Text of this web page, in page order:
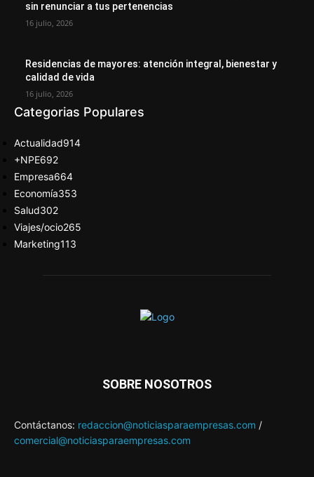
sin renunciar a tus pertenencias
16 julio, 2026
Residencias de mayores: atención integral, bienestar y
calidad de vida
16 julio, 2026
Categorias Populares
Actualidad914
+NPE692
Empresa664
Economía353
Salud302
Viajes/ocio265
Marketing113
SOBRE NOSOTROS
Contáctanos: redaccion@noticiasparaempresas.com /
comercial@noticiasparaempresas.com